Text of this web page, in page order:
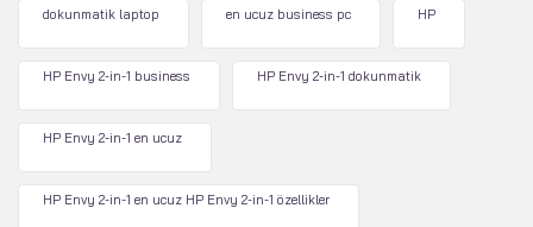
dokunmatik laptop en ucuz business pc HP
HP Envy 2-in-1 business HP Envy 2-in-1 dokunmatik
HP Envy 2-in-1 en ucuz
HP Envy 2-in-1 en ucuz HP Envy 2-in-1 özellikler